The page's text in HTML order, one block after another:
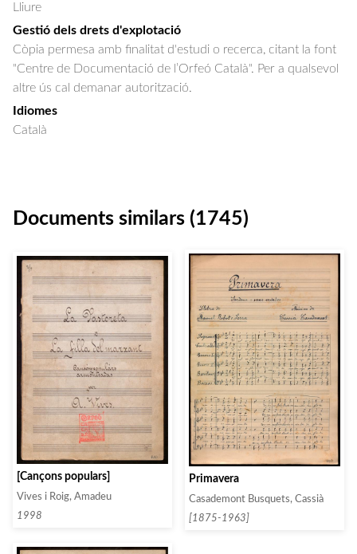
Lliure
Gestió dels drets d'explotació
Còpia permesa amb finalitat d'estudi o recerca, citant la font
"Centre de Documentació de l’Orfeó Català". Per a qualsevol
altre ús cal demanar autorització.
Idiomes
Català
Documents similars (1745)
[Cançons populars]
Vives i Roig, Amadeu
1998
Primavera
Casademont Busquets, Cassià
[1875-1963]